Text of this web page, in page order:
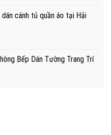
cánh tủ quần áo tại Hải
Bếp Dán Tường Trang Trí